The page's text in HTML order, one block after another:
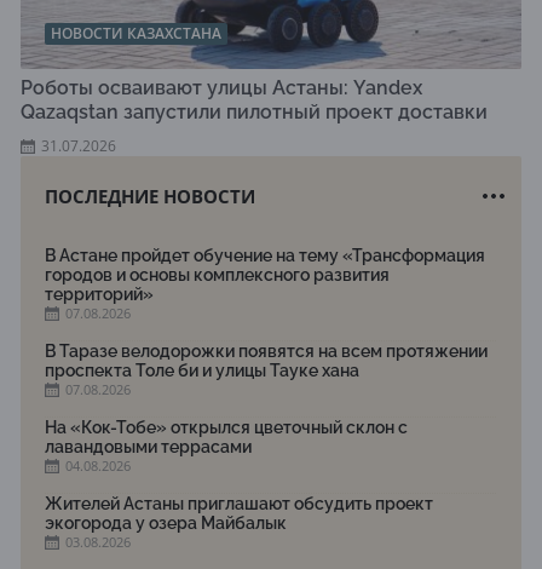
НОВОСТИ КАЗАХСТАНА
Роботы осваивают улицы Астаны: Yandex
Qazaqstan запустили пилотный проект доставки
31.07.2026
ПОСЛЕДНИЕ НОВОСТИ
В Астане пройдет обучение на тему «Трансформация
городов и основы комплексного развития
территорий»
07.08.2026
В Таразе велодорожки появятся на всем протяжении
проспекта Толе би и улицы Тауке хана
07.08.2026
На «Кок-Тобе» открылся цветочный склон с
лавандовыми террасами
04.08.2026
Жителей Астаны приглашают обсудить проект
экогорода у озера Майбалык
03.08.2026